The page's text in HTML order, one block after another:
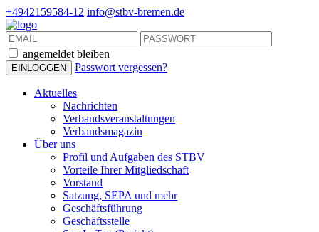
+4942159584-12 info@stbv-bremen.de
angemeldet bleiben
Passwort vergessen?
Aktuelles
Nachrichten
Verbandsveranstaltungen
Verbandsmagazin
Über uns
Profil und Aufgaben des STBV
Vorteile Ihrer Mitgliedschaft
Vorstand
Satzung, SEPA und mehr
Geschäftsführung
Geschäftsstelle